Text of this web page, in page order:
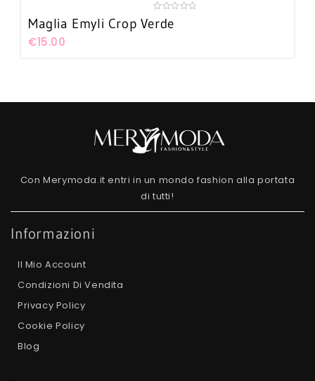
Maglia Emyli Crop Verde
out
€15.00
Con Merymoda.it entri in un mondo fashion alla portata
di tutti!
Informazioni
Il Mio Account
Condizioni Di Vendita
Privacy Policy
Cookie Policy
Blog